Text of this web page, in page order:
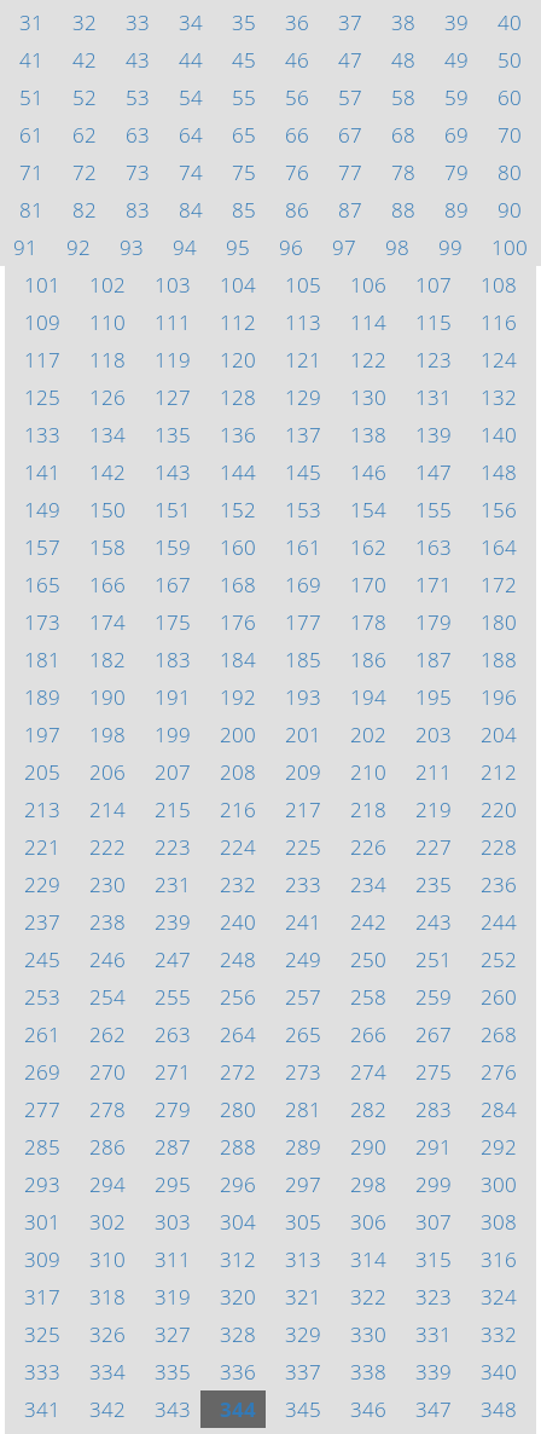
31
32 33 34 35 36 37 38 39
40
41
42 43 44 45 46 47 48 49
50
51
52 53 54 55 56 57 58 59
60
61
62 63 64 65 66 67 68 69
70
71
72 73 74 75 76 77 78 79
80
81
82 83 84 85 86 87 88 89
90
91
92 93 94 95 96 97 98 99
100
101
102 103 104 105 106 107
108
109
110 111 112 113 114 115
116
117
118 119 120 121 122 123
124
125
126 127 128 129 130 131
132
133
134 135 136 137 138 139
140
141
142 143 144 145 146 147
148
149
150 151 152 153 154 155
156
157
158 159 160 161 162 163
164
165
166 167 168 169 170 171
172
173
174 175 176 177 178 179
180
181
182 183 184 185 186 187
188
189
190 191 192 193 194 195
196
197
198 199 200 201 202 203
204
205
206 207 208 209 210 211
212
213
214 215 216 217 218 219
220
221
222 223 224 225 226 227
228
229
230 231 232 233 234 235
236
237
238 239 240 241 242 243
244
245
246 247 248 249 250 251
252
253
254 255 256 257 258 259
260
261
262 263 264 265 266 267
268
269
270 271 272 273 274 275
276
277
278 279 280 281 282 283
284
285
286 287 288 289 290 291
292
293
294 295 296 297 298 299
300
301
302 303 304 305 306 307
308
309
310 311 312 313 314 315
316
317
318 319 320 321 322 323
324
325
326 327 328 329 330 331
332
333
334 335 336 337 338 339
340
341
342 343 344 345 346 347
348